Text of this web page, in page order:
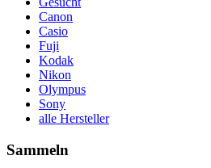
Canon
Casio
Fuji
Kodak
Nikon
Olympus
Sony
alle Hersteller
Sammeln